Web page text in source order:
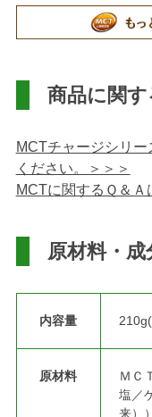
商品に関す
MCTチャージシリ
ください。＞＞＞
MCTに関するＱ＆
原材料・成
内容量
原材料
ＭＣ
塩／
来）